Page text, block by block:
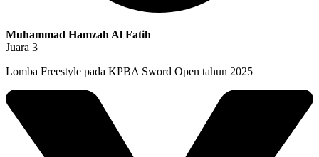
Muhammad Hamzah Al Fatih
Juara 3
Lomba Freestyle pada KPBA Sword Open tahun 2025